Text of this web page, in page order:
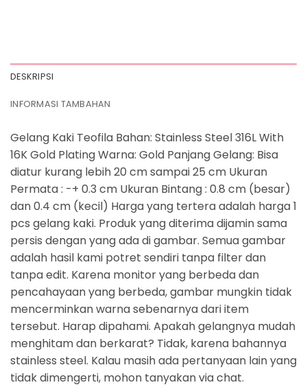
DESKRIPSI
INFORMASI TAMBAHAN
Gelang Kaki Teofila Bahan: Stainless Steel 316L With
16K Gold Plating Warna: Gold Panjang Gelang: Bisa
diatur kurang lebih 20 cm sampai 25 cm Ukuran
Permata : -+ 0.3 cm Ukuran Bintang : 0.8 cm (besar)
dan 0.4 cm (kecil) Harga yang tertera adalah harga 1
pcs gelang kaki. Produk yang diterima dijamin sama
persis dengan yang ada di gambar. Semua gambar
adalah hasil kami potret sendiri tanpa filter dan
tanpa edit. Karena monitor yang berbeda dan
pencahayaan yang berbeda, gambar mungkin tidak
mencerminkan warna sebenarnya dari item
tersebut. Harap dipahami. Apakah gelangnya mudah
menghitam dan berkarat? Tidak, karena bahannya
stainless steel. Kalau masih ada pertanyaan lain yang
tidak dimengerti, mohon tanyakan via chat.